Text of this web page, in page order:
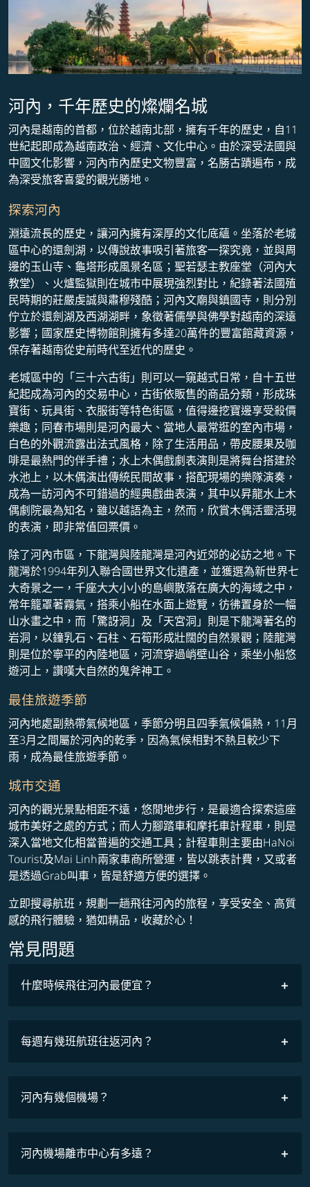
河內，千年歷史的燦爛名城
河內是越南的首都，位於越南北部，擁有千年的歷史，自11
世紀起即成為越南政治、經濟、文化中心。由於深受法國與
中國文化影響，河內市內歷史文物豐富，名勝古蹟遍布，成
為深受旅客喜愛的觀光勝地。
探索河內
淵遠流長的歷史，讓河內擁有深厚的文化底蘊。坐落於老城
區中心的還劍湖，以傳說故事吸引著旅客一探究竟，並與周
邊的玉山寺、龜塔形成風景名區；聖若瑟主教座堂（河內大
教堂）、火爐監獄則在城市中展現強烈對比，紀錄著法國殖
民時期的莊嚴虔誠與肅穆殘酷；河內文廟與鎮國寺，則分別
佇立於還劍湖及西湖湖畔，象徵著儒學與佛學對越南的深遠
影響；國家歷史博物館則擁有多達20萬件的豐富館藏資源，
保存著越南從史前時代至近代的歷史。
老城區中的「三十六古街」則可以一窺越式日常，自十五世
紀起成為河內的交易中心，古街依販售的商品分類，形成珠
寶街、玩具街、衣服街等特色街區，值得邊挖寶邊享受殺價
樂趣；同春市場則是河內最大、當地人最常逛的室內市場，
白色的外觀流露出法式風格，除了生活用品，帶皮腰果及咖
啡是最熱門的伴手禮；水上木偶戲劇表演則是將舞台搭建於
水池上，以木偶演出傳統民間故事，搭配現場的樂隊演奏，
成為一訪河內不可錯過的經典戲曲表演，其中以昇龍水上木
偶劇院最為知名，雖以越語為主，然而，欣賞木偶活靈活現
的表演，即非常值回票價。
除了河內市區，下龍灣與陸龍灣是河內近郊的必訪之地。下
龍灣於1994年列入聯合國世界文化遺產，並獲選為新世界七
大奇景之一，千座大大小小的島嶼散落在廣大的海域之中，
常年籠罩著霧氣，搭乘小船在水面上遊覽，彷彿置身於一幅
山水畫之中，而「驚訝洞」及「天宮洞」則是下龍灣著名的
岩洞，以鐘乳石、石柱、石筍形成壯闊的自然景觀；陸龍灣
則是位於寧平的內陸地區，河流穿過峭壁山谷，乘坐小船悠
遊河上，讚嘆大自然的鬼斧神工。
最佳旅遊季節
河內地處副熱帶氣候地區，季節分明且四季氣候偏熱，11月
至3月之間屬於河內的乾季，因為氣候相對不熱且較少下
雨，成為最佳旅遊季節。
城市交通
河內的觀光景點相距不遠，悠閒地步行，是最適合探索這座
城市美好之處的方式；而人力腳踏車和摩托車計程車，則是
深入當地文化相當普遍的交通工具；計程車則主要由HaNoi
Tourist及Mai Linh兩家車商所營運，皆以跳表計費，又或者
是透過Grab叫車，皆是舒適方便的選擇。
立即搜尋航班，規劃一趟飛往河內的旅程，享受安全、高質
感的飛行體驗，猶如精品，收藏於心！
常見問題
什麼時候飛往河內最便宜？
COSMILE會員
每週有幾班航班往返河內？
河內有幾個機場？
河內機場離市中心有多遠？